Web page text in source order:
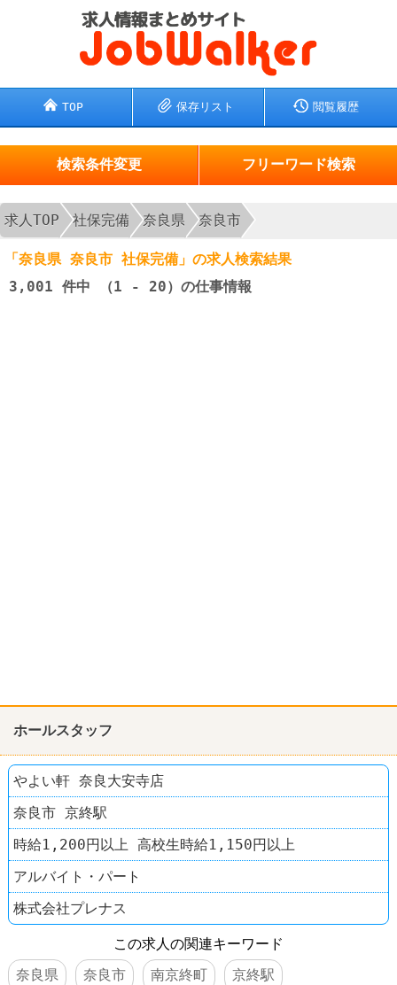
TOP 保存リスト 閲覧履歴
検索条件変更 フリーワード検索
求人TOP 社保完備 奈良県 奈良市
「奈良県 奈良市 社保完備」の求人検索結果
3,001 件中 （1 - 20）の仕事情報
ホールスタッフ
やよい軒 奈良大安寺店
奈良市 京終駅
時給1,200円以上 高校生時給1,150円以上
アルバイト・パート
株式会社プレナス
この求人の関連キーワード
奈良県
奈良市 南京終町 京終駅